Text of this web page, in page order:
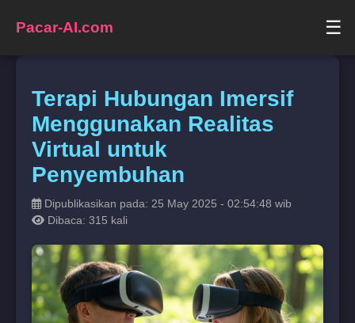
Pacar-AI.com ☰
Terapi Hubungan Imersif
Menggunakan Realitas
Virtual untuk
Penyembuhan
Dipublikasikan pada: 25 May 2025 - 02:54:48 wib
Dibaca: 315 kali